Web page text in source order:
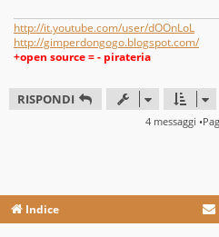
g
i
o
http://it.youtube.com/user/dOOnLoL
http://gimperdongogo.blogspot.com/
+open source = - pirateria
RISPONDI
4 messaggi
Indice